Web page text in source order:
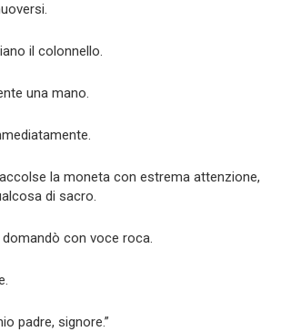
il colonnello.
una mano.
la moneta con estrema attenzione,
di sacro.
domandò con voce roca.
padre, signore.”